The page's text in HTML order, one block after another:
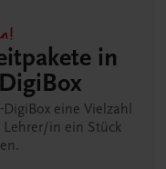
in
eine Vielzahl
Lehrer/in ein Stück